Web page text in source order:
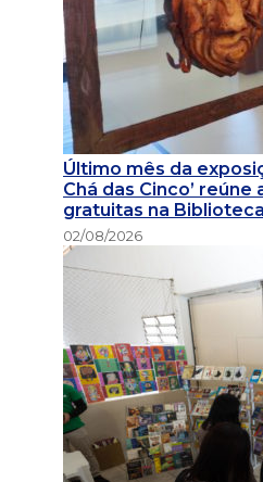
Último mês da
Chá das Cinco’
gratuitas na
02/08/2026